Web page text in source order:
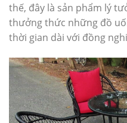
thế, đây là sản phẩm lý
thưởng thức những đồ
thời gian dài với đồng